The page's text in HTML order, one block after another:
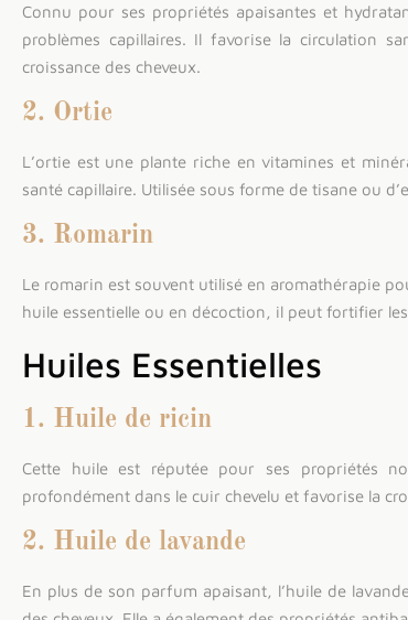
Connu pour ses propriétés apaisantes et
problèmes capillaires. Il favorise la circulation
croissance des cheveux.
2. Ortie
L’ortie est une plante riche en vitamines et
santé capillaire. Utilisée sous forme de tisane ou
3. Romarin
Le romarin est souvent utilisé en aromathérapie
huile essentielle ou en décoction, il peut fortifier
Huiles Essentielles
1. Huile de ricin
Cette huile est réputée pour ses propriétés
profondément dans le cuir chevelu et favorise la
2. Huile de lavande
En plus de son parfum apaisant, l’huile de